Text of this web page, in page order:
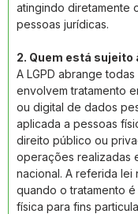
atingindo diretamente
pessoas jurídicas.
2. Quem está sujeito
A LGPD abrange
envolvem tratamento
ou digital de dados
aplicada a pessoas
direito público ou
operações realizadas
nacional. A referida lei
quando o tratamento
física para fins